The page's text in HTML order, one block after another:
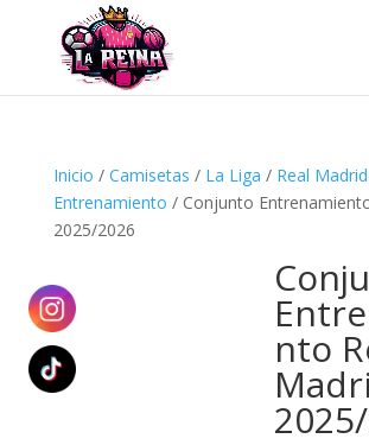
Búsqueda
productos
Inicio / Camisetas / La Liga / Real Madrid
Entrenamiento / Conjunto
2025/2026
nto